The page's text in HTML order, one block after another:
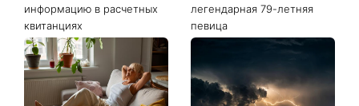
информацию в расчетных
квитанциях
легендарная 79-летняя
певица